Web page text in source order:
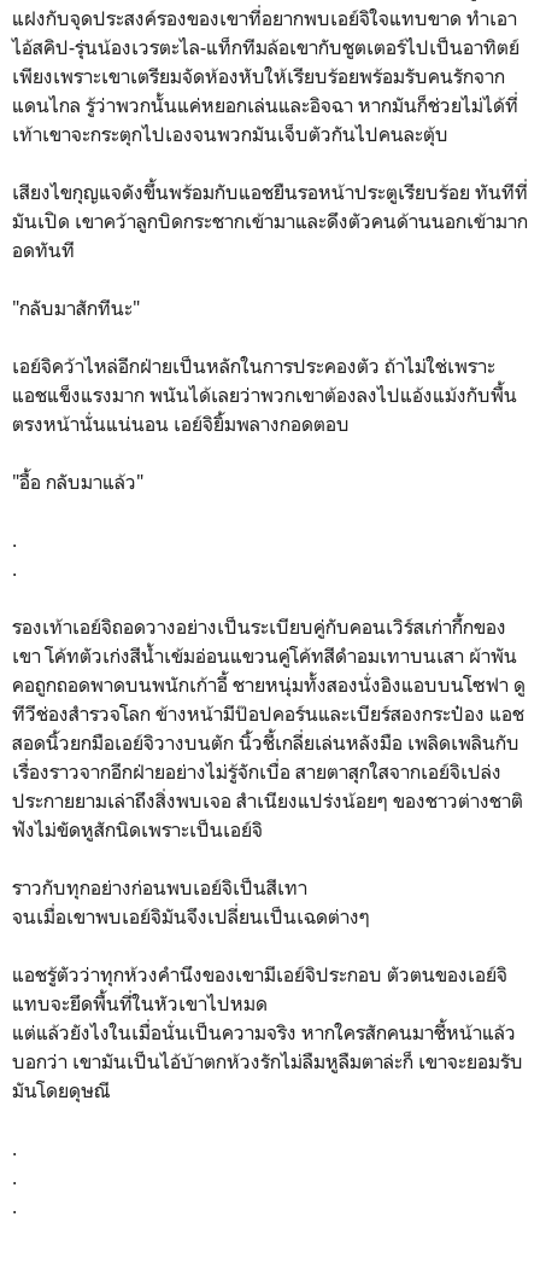
แฝงกับจุดประสงค์รองของเขาที่อยากพบเอย์จิใจแทบขาด ทำเอา
ไอ้สคิป-รุ่นน้องเวรตะไล-แท็กทีมล้อเขากับชูตเตอร์ไปเป็นอาทิตย์
เพียงเพราะเขาเตรียมจัดห้องหับให้เรียบร้อยพร้อมรับคนรักจาก
แดนไกล รู้ว่าพวกนั้นแค่หยอกเล่นและอิจฉา หากมันก็ช่วยไม่ได้ที่
เท้าเขาจะกระตุกไปเองจนพวกมันเจ็บตัวกันไปคนละตุ้บ
เสียงไขกุญแจดังขึ้นพร้อมกับแอชยืนรอหน้าประตูเรียบร้อย ทันทีที่
มันเปิด เขาคว้าลูกบิดกระชากเข้ามาและดึงตัวคนด้านนอกเข้ามาก
อดทันที
"กลับมาสักทีนะ"
เอย์จิคว้าไหล่อีกฝ่ายเป็นหลักในการประคองตัว ถ้าไม่ใช่เพราะ
แอชแข็งแรงมาก พนันได้เลยว่าพวกเขาต้องลงไปแอ้งแม้งกับพื้น
ตรงหน้านั่นแน่นอน เอย์จิยิ้มพลางกอดตอบ
"อื้อ กลับมาแล้ว"
.
.
รองเท้าเอย์จิถอดวางอย่างเป็นระเบียบคู่กับคอนเวิร์สเก่ากึ้กของ
เขา โค้ทตัวเก่งสีน้ำเข้มอ่อนแขวนคู่โค้ทสีดำอมเทาบนเสา ผ้าพัน
คอถูกถอดพาดบนพนักเก้าอี้ ชายหนุ่มทั้งสองนั่งอิงแอบบนโซฟา ดู
ทีวีช่องสำรวจโลก ข้างหน้ามีป๊อปคอร์นและเบียร์สองกระป๋อง แอช
สอดนิ้วยกมือเอย์จิวางบนตัก นิ้วชี้เกลี่ยเล่นหลังมือ เพลิดเพลินกับ
เรื่องราวจากอีกฝ่ายอย่างไม่รู้จักเบื่อ สายตาสุกใสจากเอย์จิเปล่ง
ประกายยามเล่าถึงสิ่งพบเจอ สำเนียงแปร่งน้อยๆ ของชาวต่างชาติ
ฟังไม่ขัดหูสักนิดเพราะเป็นเอย์จิ
ราวกับทุกอย่างก่อนพบเอย์จิเป็นสีเทา
จนเมื่อเขาพบเอย์จิมันจึงเปลี่ยนเป็นเฉดต่างๆ
แอชรู้ตัวว่าทุกห้วงคำนึงของเขามีเอย์จิประกอบ ตัวตนของเอย์จิ
แทบจะยึดพื้นที่ในหัวเขาไปหมด
แต่แล้วยังไงในเมื่อนั่นเป็นความจริง หากใครสักคนมาชี้หน้าแล้ว
บอกว่า เขามันเป็นไอ้บ้าตกห้วงรักไม่ลืมหูลืมตาล่ะก็ เขาจะยอมรับ
มันโดยดุษณี
.
.
.